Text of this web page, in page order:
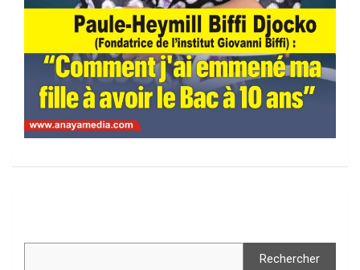
Rechercher